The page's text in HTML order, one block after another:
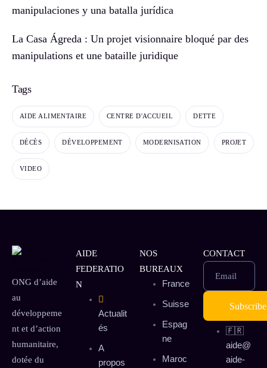
manipulaciones y una batalla jurídica
La Casa Ágreda : Un projet visionnaire bloqué par des
manipulations et une bataille juridique
Tags
AIDE ALIMENTAIRE CENTRE D'ACCUEIL DETTE
DÉCÈS DÉVELOPPEMENT MODERNISATION PROJET
VIDEO
ONG d’aide
au
développeme
nt et d’action
humanitaire,
dotée du
AIDE
FEDERATIO
N
Actualit
és
A
propos
NOS
BUREAUX
France
Suisse
Espag
ne
Maroc
CONTACT
Email
🇫🇷
aide@
aide-